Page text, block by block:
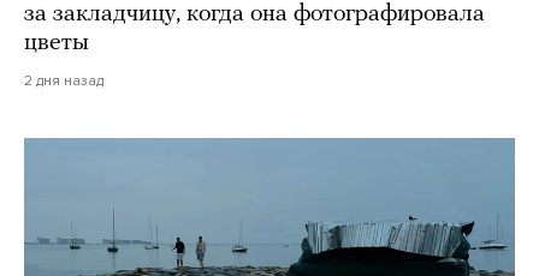
за закладчицу, когда она фотографировала
цветы
2 дня назад